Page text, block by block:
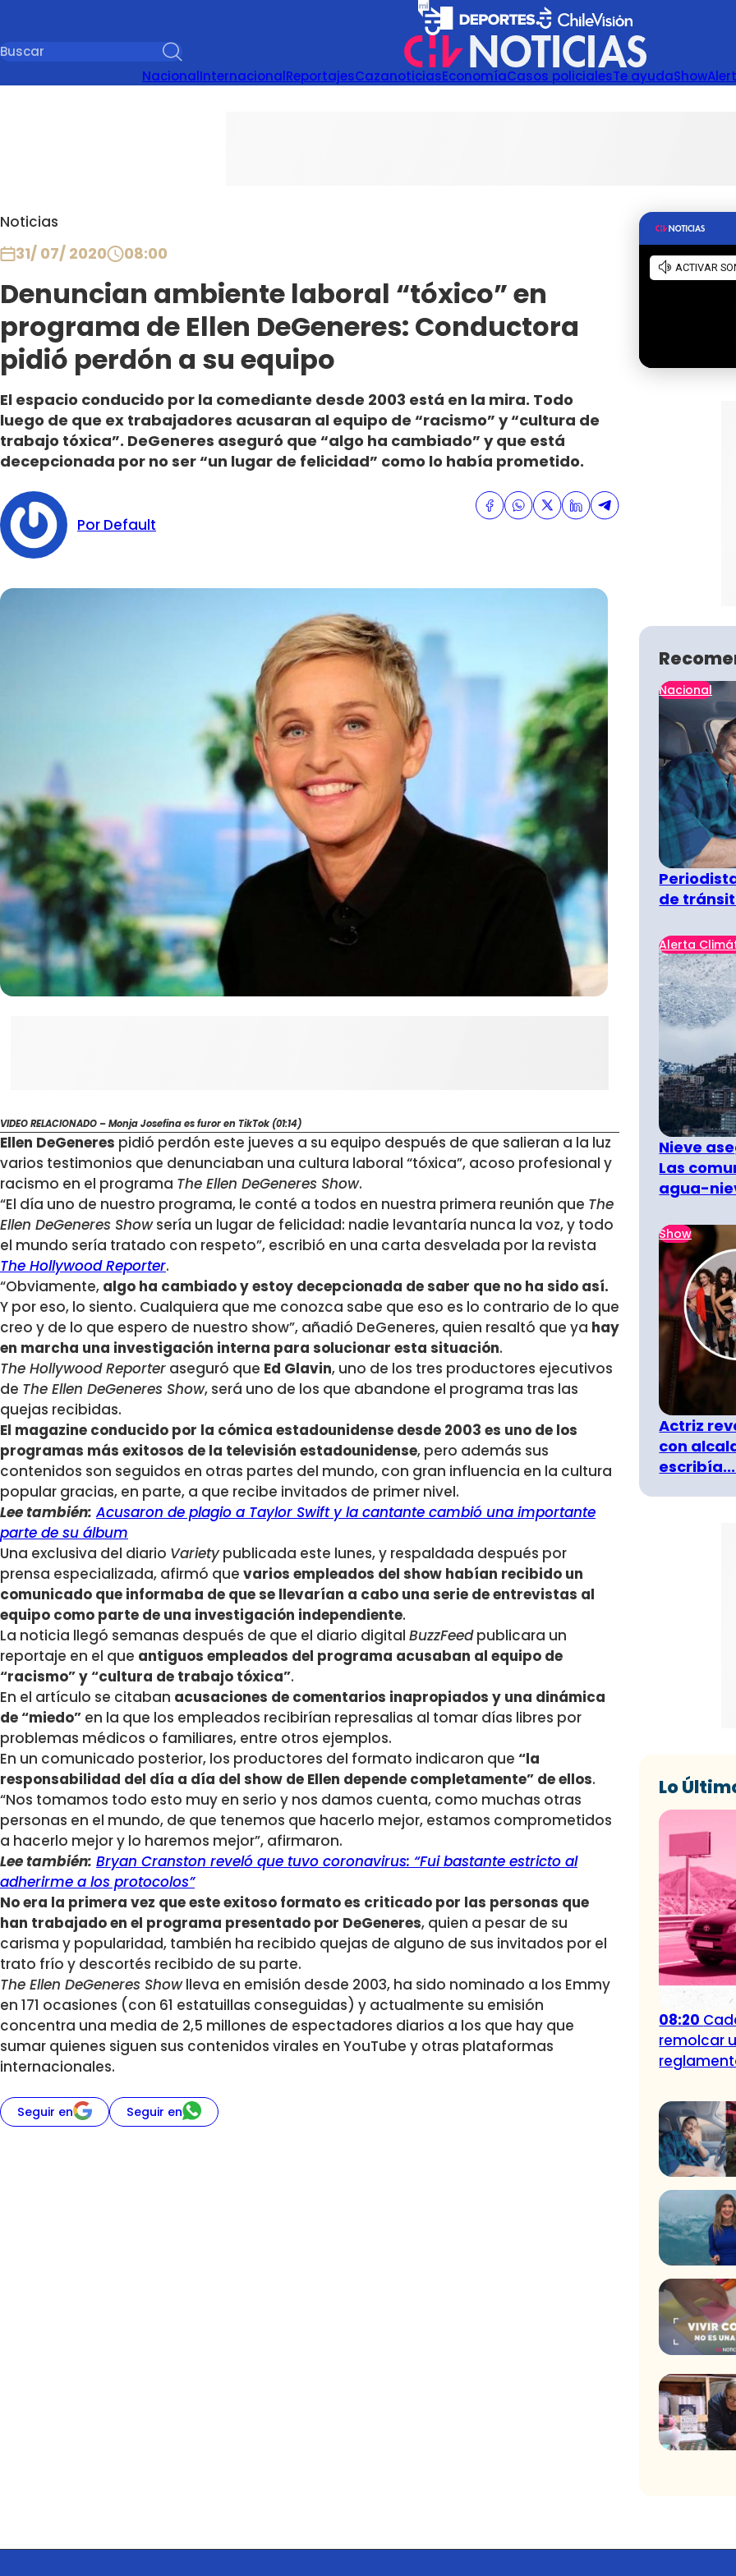
NacionalInternacionalReportajesCazanoticiasEconomíaCasos policialesTe ayudaShow
Noticias
31/ 07/ 2020 08:00
Denuncian ambiente laboral “tóxico” en
programa de Ellen DeGeneres: Conductora
pidió perdón a su equipo
El espacio conducido por la comediante desde 2003 está en la mira. Todo
luego de que ex trabajadores acusaran al equipo de “racismo” y “cultura de
trabajo tóxica”. DeGeneres aseguró que “algo ha cambiado” y que está
decepcionada por no ser “un lugar de felicidad” como lo había prometido.
Por Default
VIDEO RELACIONADO – Monja Josefina es furor en TikTok (01:14)
Ellen DeGeneres pidió perdón este jueves a su equipo después de que salieran a la luz
varios testimonios que denunciaban una cultura laboral “tóxica”, acoso profesional y
racismo en el programa The Ellen DeGeneres Show.
“El día uno de nuestro programa, le conté a todos en nuestra primera reunión que The
Ellen DeGeneres Showsería un lugar de felicidad: nadie levantaría nunca la voz, y todo
el mundo sería tratado con respeto”, escribió en una carta desvelada por la revista
The Hollywood Reporter.
“Obviamente, algo ha cambiado y estoy decepcionada de saber que no ha sido así.
Y por eso, lo siento. Cualquiera que me conozca sabe que eso es lo contrario de lo que
creo y de lo que espero de nuestro show”, añadió DeGeneres, quien resaltó que ya hay
en marcha una investigación interna para solucionar esta situación.
The Hollywood Reporter aseguró que Ed Glavin, uno de los tres productores ejecutivos
de The Ellen DeGeneres Show, será uno de los que abandone el programa tras las
quejas recibidas.
El magazine conducido por la cómica estadounidense desde 2003 es uno de los
programas más exitosos de la televisión estadounidense, pero además sus
contenidos son seguidos en otras partes del mundo, con gran influencia en la cultura
popular gracias, en parte, a que recibe invitados de primer nivel.
Lee también: Acusaron de plagio a Taylor Swift y la cantante cambió una importante
parte de su álbum
Una exclusiva del diario Varietypublicada este lunes, y respaldada después por
prensa especializada, afirmó que varios empleados del show habían recibido un
comunicado que informaba de que se llevarían a cabo una serie de entrevistas al
equipo como parte de una investigación independiente.
La noticia llegó semanas después de que el diario digital BuzzFeedpublicara un
reportaje en el que antiguos empleados del programa acusaban al equipo de
“racismo” y “cultura de trabajo tóxica”.
En el artículo se citaban acusaciones de comentarios inapropiados y una dinámica
de “miedo” en la que los empleados recibirían represalias al tomar días libres por
problemas médicos o familiares, entre otros ejemplos.
En un comunicado posterior, los productores del formato indicaron que “la
responsabilidad del día a día del show de Ellen depende completamente” de ellos.
“Nos tomamos todo esto muy en serio y nos damos cuenta, como muchas otras
personas en el mundo, de que tenemos que hacerlo mejor, estamos comprometidos
a hacerlo mejor y lo haremos mejor”, afirmaron.
Lee también: Bryan Cranston reveló que tuvo coronavirus: “Fui bastante estricto al
adherirme a los protocolos”
No era la primera vez que este exitoso formato es criticado por las personas que
han trabajado en el programa presentado por DeGeneres, quien a pesar de su
carisma y popularidad, también ha recibido quejas de alguno de sus invitados por el
trato frío y descortés recibido de su parte.
The Ellen DeGeneres Showlleva en emisión desde 2003, ha sido nominado a los Emmy
en 171 ocasiones (con 61 estatuillas conseguidas) y actualmente su emisión
concentra una media de 2,5 millones de espectadores diarios a los que hay que
sumar quienes siguen sus contenidos virales en YouTube y otras plataformas
internacionales.
Seguir en Seguir en
Nacional
de
Alerta
Nieve
Las
agua-
Show
Actriz
con
Lo
08:20
remolcar